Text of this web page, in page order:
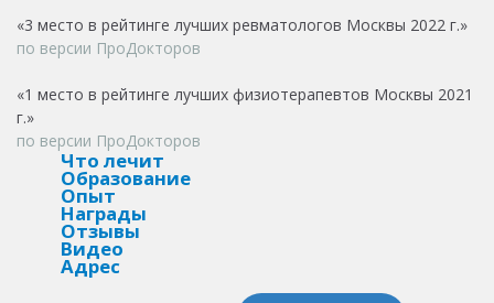
«3 место в рейтинге лучших ревматологов Москвы 2022 г.»
по версии ПроДокторов
«1 место в рейтинге лучших физиотерапевтов Москвы 2021
г.»
по версии ПроДокторов
Что лечит
Образование
Опыт
Награды
Отзывы
Видео
Адрес